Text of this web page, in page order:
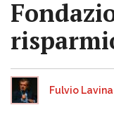
Fulvio Lavina